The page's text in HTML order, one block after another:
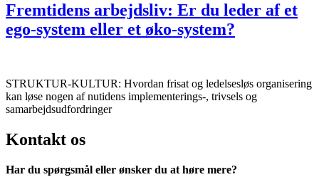
Fremtidens arbejdsliv: Er du leder af et
ego-system eller et øko-system?
STRUKTUR-KULTUR: Hvordan frisat og ledelsesløs organisering
kan løse nogen af nutidens implementerings-, trivsels og
samarbejdsudfordringer
Kontakt os
Har du spørgsmål eller ønsker du at høre mere?